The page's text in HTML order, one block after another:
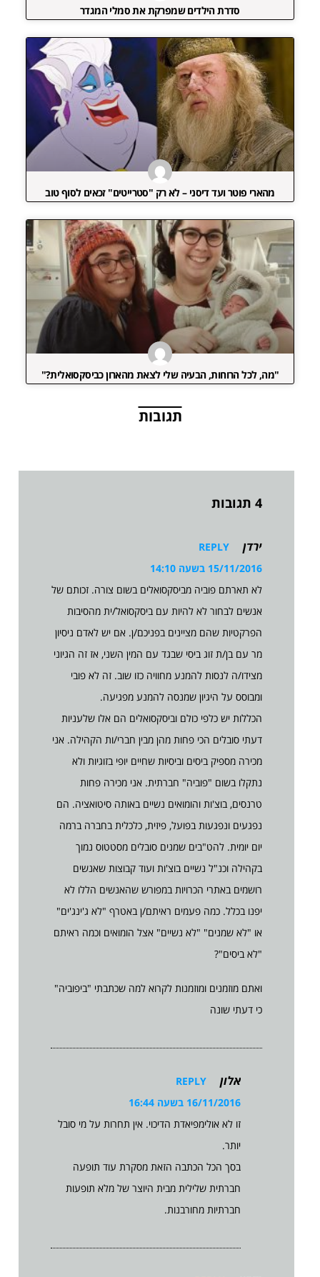
סדרת הילדים שמפרקת את סמלי המגדר
מהארי פוטר ועד דיסני – לא רק "סטרייטים" זכאים לסוף טוב
"מה, לכל הרוחות, הבעיה שלי לצאת מהארון כביסקסואלית?"
תגובות
4 תגובות
ירדן
REPLY
15/11/2016 בשעה 14:10
לא תארתם פוביה מביסקסואלים בשום צורה. זכותם של
אנשים לבחור לא להיות עם ביסקסואל/ית מהסיבות
הפרקטיות שהם מציינים בפניכם/ן. אם יש לאדם ניסיון
מר עם בן/ת זוג ביסי שבגד עם המין השני, אז זה הגיוני
מצידו/ה לנסות להמנע מחוויה כזו שוב. זה לא פובי
ומבוסס על היגיון שמנסה להמנע מפגיעה.
הכללות יש כלפי כולם וביסקסואלים הם אלו שלעניות
דעתי סובלים הכי פחות מהן מבין חברי/ות הקהילה. אני
מכירה מספיק ביסים וביסיות שחיים יופי בזוגיות ולא
נתקלו בשום "פוביה" חברתית. אני מכירה פחות
טרנסים, בוצ'ות והומואים נשיים באותה סיטואציה. הם
נפגעים ונפגעות בפועל, פיזית, כלכלית בחברה ברמה
יום יומית. להט"בים שמנים סובלים מסטטוס נמוך
בקהילה וכנ"ל נשיים בוצ'ות ועוד קבוצות שאנשים
רושמים באתרי הכרויות במפורש שהאנשים הללו לא
יפנו בכלל. כמה פעמים ראיתם/ן באטרף "לא ג'ינג'ים"
או "לא שמנים" "לא נשיים" אצל הומואים וכמה ראיתם
"לא ביסים"?
ואתם מוזמנים ומוזמנות לקרוא למה שכתבתי "ביפוביה"
כי דעתי שונה
אלון
REPLY
16/11/2016 בשעה 16:44
זו לא אולימפיאדת הדיכוי. אין תחרות על מי סובל
יותר.
בסך הכל הכתבה הזאת מסקרת עוד תופעה
חברתית שלילית מבית היוצר של מלא תופעות
חברתיות מחורבנות.